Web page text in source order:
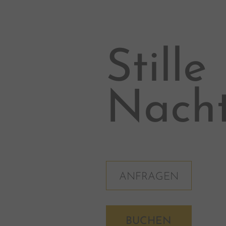
Stille
ANFRAGEN
BUCHEN